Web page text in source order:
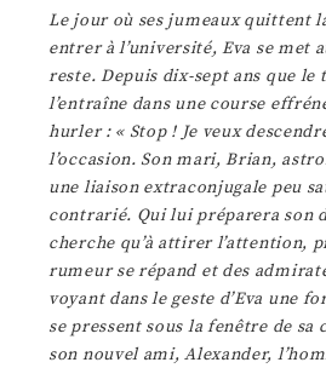
Le jour où ses jumeaux quittent
entrer à l’université, Eva se met
reste. Depuis dix-sept ans que le
l’entraîne dans une course
hurler : « Stop ! Je veux
l’occasion. Son mari, Brian,
une liaison extraconjugale peu
contrarié. Qui lui préparera son
cherche qu’à attirer l’attention,
rumeur se répand et des
voyant dans le geste d’Eva une
se pressent sous la fenêtre de sa
son nouvel ami, Alexander,